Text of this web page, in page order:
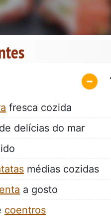
fresca cozida
delícias do mar
médias cozidas
a gosto
coentros